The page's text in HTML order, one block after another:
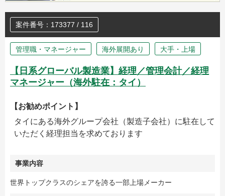
案件番号：173377 / 116
管理職・マネージャー 海外展開あり 大手・上場
【日系グローバル製造業】経理／管理会計／経理
マネージャー（海外駐在：タイ）
【お勧めポイント】
タイにある海外グループ会社（製造子会社）に駐在して
いただく経理担当を求めております
事業内容
世界トップクラスのシェアを誇る一部上場メーカー